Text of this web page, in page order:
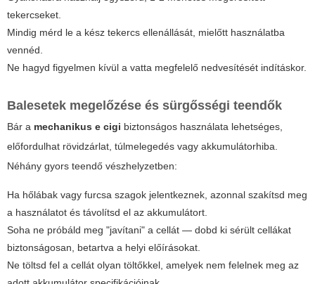
tekercseket.
Mindig mérd le a kész tekercs ellenállását, mielőtt használatba
vennéd.
Ne hagyd figyelmen kívül a vatta megfelelő nedvesítését indításkor.
Balesetek megelőzése és sürgősségi teendők
Bár a mechanikus e cigi biztonságos használata lehetséges,
előfordulhat rövidzárlat, túlmelegedés vagy akkumulátorhiba.
Néhány gyors teendő vészhelyzetben:
Ha hőlábak vagy furcsa szagok jelentkeznek, azonnal szakítsd meg
a használatot és távolítsd el az akkumulátort.
Soha ne próbáld meg "javítani" a cellát — dobd ki sérült cellákat
biztonságosan, betartva a helyi előírásokat.
Ne töltsd fel a cellát olyan töltőkkel, amelyek nem felelnek meg az